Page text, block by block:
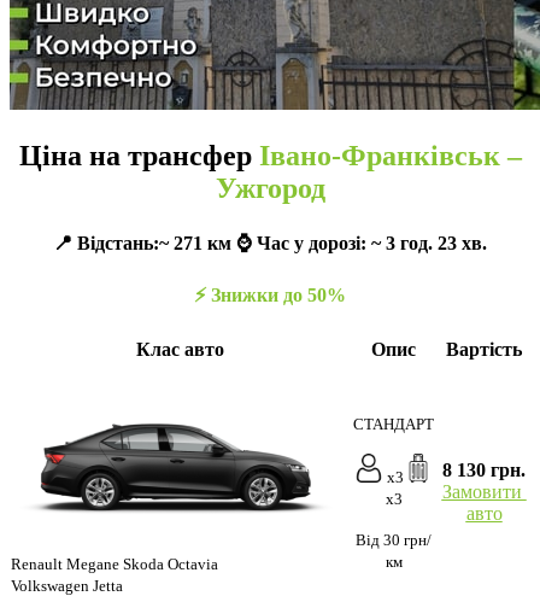
Ціна на трансфер Івано-Франківськ –
Ужгород
📍 Відстань:~ 271 км ⌚️ Час у дорозі: ~ 3 год. 23 хв.
⚡️ Знижки до 50%
Клас авто Опис Вартість
Renault Megane Skoda Octavia
Volkswagen Jetta
СТАНДАРТ
x3
x3
Від 30 грн/
км
8 130 грн.
Замовити
авто